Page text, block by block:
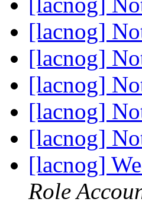
[lacnog]
[lacnog]
[lacnog]
[lacnog]
[lacnog]
[lacnog]
Role